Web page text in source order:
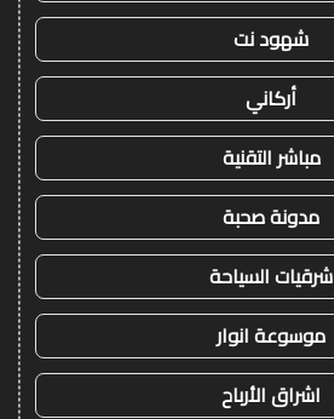
شهود نت
أركاني
مباشر التقنية
مدونة صحبة
شرقيات السياحة
موسوعة انوار
اشراق الأرباح